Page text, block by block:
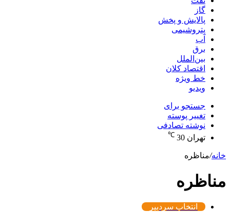
گاز
پالایش و پخش
پتروشیمی
آب
برق
بین‌الملل
اقتصاد کلان
خط ویژه
ویدیو
جستجو برای
تغییر پوسته
نوشته تصادفی
تهران 30
℃
خانه/مناظره
مناظره
انتخاب سردبیر